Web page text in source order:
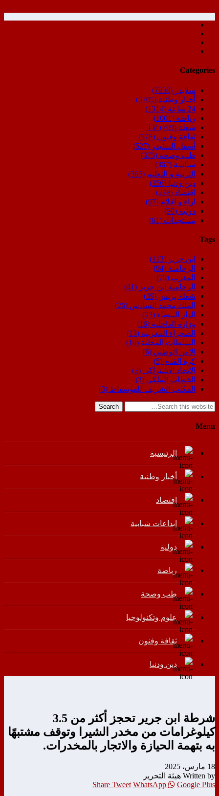
Categories
سلايدر (7830)
أخبار وطنية (5705)
24 ساعة
(1314)
رياضة (1001)
شعلة TV (709)
ثقافة وفنون (578)
أسفل السليدر (527)
طب وصحة (375)
سياسة (367)
التربية و التعليم (363)
دين ودنيا (356)
اقتصاد (278)
اراء و اقلام (97)
دولية (90)
مستجدات (61)
Tags
ابن جرير (113)
الرحامنة (94)
المغرب (79)
الرحامنة ابن جرير (41)
شعلة بريس (39)
الملك محمد السادس (26)
الدار البيضاء (23)
وزارة الداخلية (16)
الصحراء المغربية (13)
السلطات المحلية (10)
الامن الوطني (6)
كرة القدم (5)
الاتحاد الاشتراكي (3)
الخطاب الملكي (3)
المكتب الشريف للفوسفاط (3)
Search
Menu
الرئيسية
أخبار وطنية
اقتصاد
إبداعات شبابية
دولية
رياضة
طب وصحة
علوم وتكنولوجيا
ثقافة وفنون
دين ودنيا
شرطة ابن جرير تحجز أكثر من 3.5
كيلوغرامات من مخدر الشيرا وتوقف مشتبهًا
به بتهمة الحيازة والاتجار بالمخدرات.
18 مارس، 2025
Written by هيئة التحرير
Share Tweet WhatsApp Google Plus